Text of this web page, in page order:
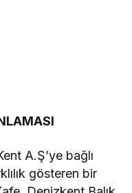
A.Ş’ye bağlı
gösteren bir